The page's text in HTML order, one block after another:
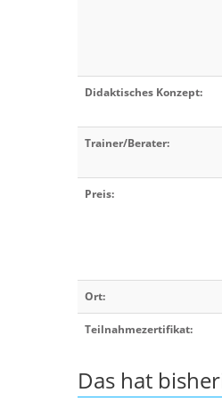
Didaktisches Konzept:
Trainer/Berater:
Preis:
Ort:
Teilnahmezertifikat:
Das hat